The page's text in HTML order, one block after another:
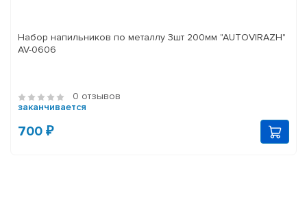
Набор напильников по металлу 3шт 200мм "AUTOVIRAZH"
AV-0606
0 отзывов
заканчивается
700 ₽